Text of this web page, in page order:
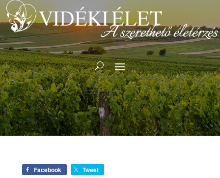
Facebook Tweet